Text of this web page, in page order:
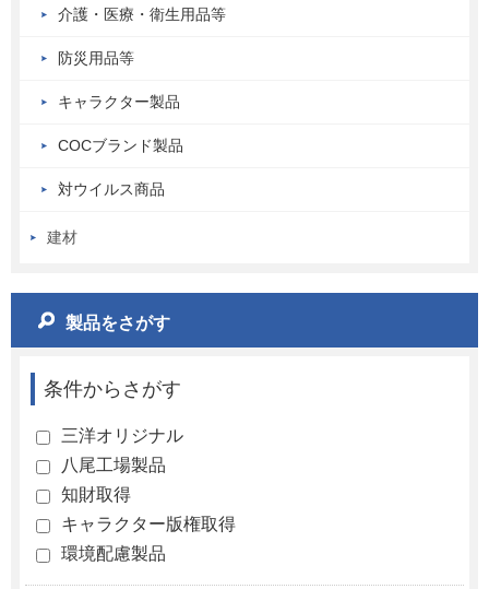
介護・医療・衛生用品等
防災用品等
キャラクター製品
COCブランド製品
対ウイルス商品
建材
製品をさがす
条件からさがす
三洋オリジナル
八尾工場製品
知財取得
キャラクター版権取得
環境配慮製品